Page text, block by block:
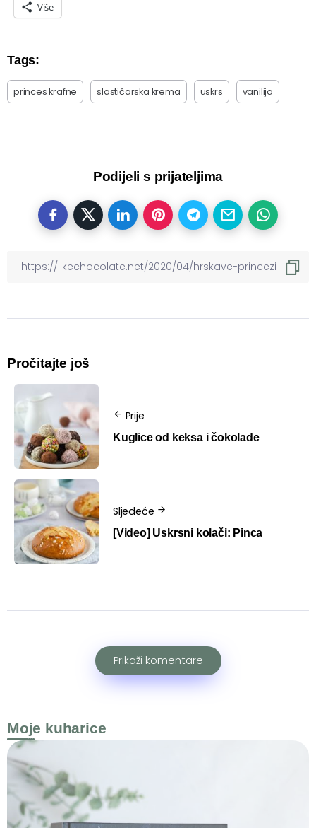
Više
Tags:
princes krafne slastičarska krema uskrs vanilija
Podijeli s prijateljima
Pročitajte još
Prije
Kuglice od keksa i čokolade
Sljedeće
[Video] Uskrsni kolači: Pinca
Prikaži komentare
Moje kuharice